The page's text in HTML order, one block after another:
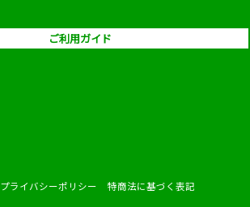
ご利用ガイド
プライバシーポリシー 特商法に基づく表記